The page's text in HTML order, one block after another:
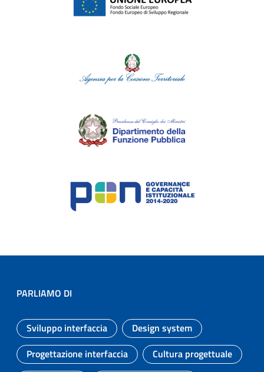
PARLIAMO DI
Argomento:
Sviluppo interfaccia
Argomento:
Design system
Argomento:
Progettazione interfaccia
Argomento:
Cultura progettuale